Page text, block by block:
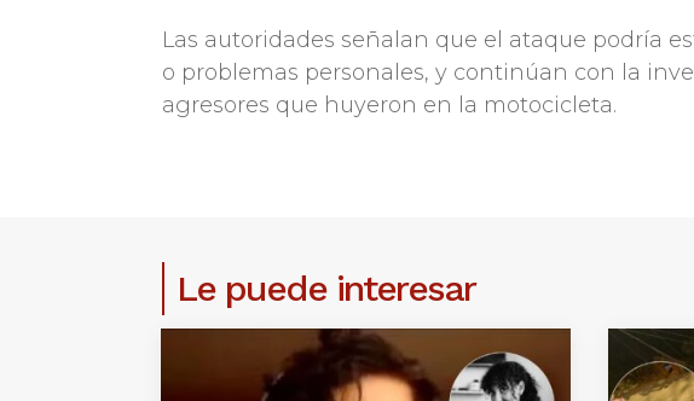
Las autoridades señalan que el ataque podría
o problemas personales, y continúan con la
agresores que huyeron en la motocicleta.
Le puede interesar